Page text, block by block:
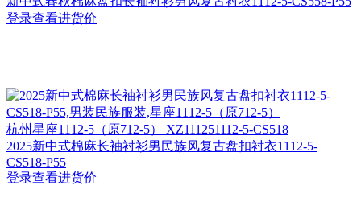
登录查看进货价
杭州星座1112-5（原712-5） XZ111251112-5-CS518
2025新中式棉麻长袖衬衫男民族风复古盘扣衬衣1112-5-
CS518-P55
登录查看进货价